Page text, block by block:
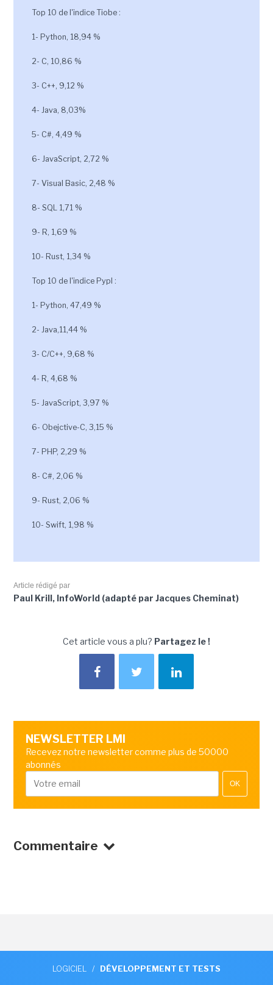
Top 10 de l'indice Tiobe :
1- Python, 18,94 %
2- C, 10,86 %
3- C++, 9,12 %
4- Java, 8,03%
5- C#, 4,49 %
6- JavaScript, 2,72 %
7- Visual Basic, 2,48 %
8- SQL 1,71 %
9- R, 1,69 %
10- Rust, 1,34 %
Top 10 de l'indice Pypl :
1- Python, 47,49 %
2- Java,11,44 %
3- C/C++, 9,68 %
4- R, 4,68 %
5- JavaScript, 3,97 %
6- Obejctive-C, 3,15 %
7- PHP, 2,29 %
8- C#, 2,06 %
9- Rust, 2,06 %
10- Swift, 1,98 %
Article rédigé par
Paul Krill, InfoWorld (adapté par Jacques Cheminat)
Cet article vous a plu? Partagez le !
NEWSLETTER LMI
Recevez notre newsletter comme plus de 50000
abonnés
OK
Commentaire
LOGICIEL / DÉVELOPPEMENT ET TESTS